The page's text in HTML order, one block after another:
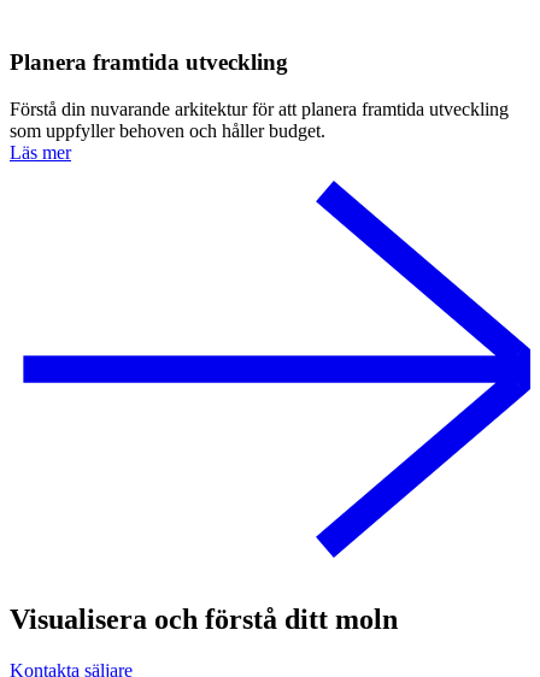
Planera framtida utveckling
Förstå din nuvarande arkitektur för att planera framtida utveckling
som uppfyller behoven och håller budget.
Läs mer
Visualisera och förstå ditt moln
Kontakta säljare